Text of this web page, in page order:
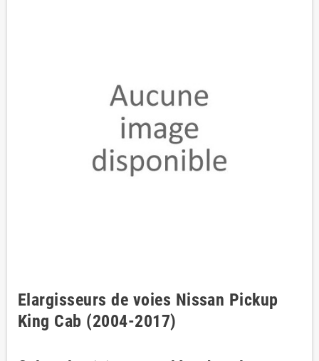
Elargisseurs de voies Nissan Pickup
King Cab (2004-2017)